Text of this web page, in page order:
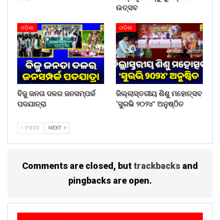
ଉତ୍ସବ
ଓଡ଼ିଶା
ବିଜୁ ଜନତା ଦଳର ଜନସମ୍ପର୍କ
ପଦଯାତ୍ରା
ଓଡ଼ିଶା
ଜିଲ୍ଲାସ୍ତରୀୟ ଶିଶୁ ମହୋତ୍ସବ
‘ସୁରଭି ୨୦୨୪’ ଅନୁଷ୍ଠିତ
PREV NEXT
Comments are closed, buttrackbacks and
pingbacks are open.